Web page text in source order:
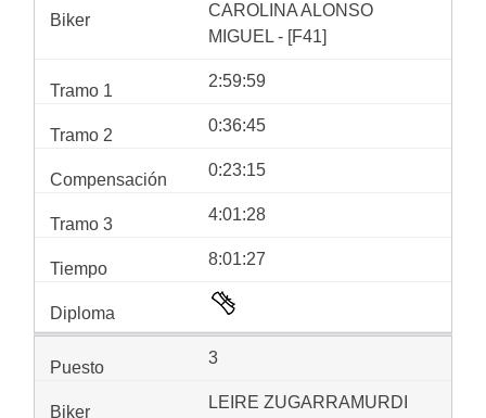
CAROLINA ALONSO
MIGUEL - [F41]
2:59:59
0:36:45
0:23:15
4:01:28
8:01:27
3
LEIRE ZUGARRAMURDI